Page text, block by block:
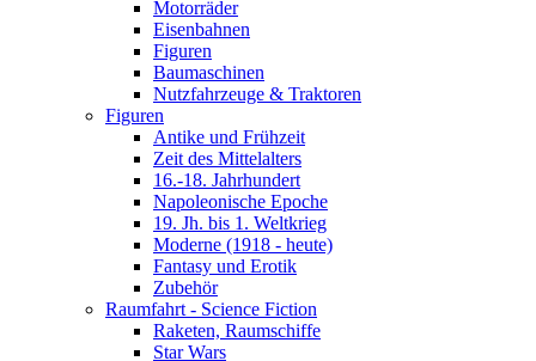
Motorräder
Eisenbahnen
Figuren
Baumaschinen
Nutzfahrzeuge & Traktoren
Figuren
Antike und Frühzeit
Zeit des Mittelalters
16.-18. Jahrhundert
Napoleonische Epoche
19. Jh. bis 1. Weltkrieg
Moderne (1918 - heute)
Fantasy und Erotik
Zubehör
Raumfahrt - Science Fiction
Raketen, Raumschiffe
Star Wars